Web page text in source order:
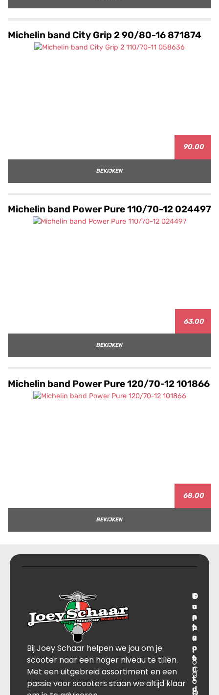
Michelin band City Grip 2 90/80-16 871874
90.00
BEKIJKEN
Michelin band Power Pure 110/70-12 024497
63.00
BEKIJKEN
Michelin band Power Pure 120/70-12 101866
68.00
BEKIJKEN
Bij Joey Schaar helpen we jou om je
scooter naar een hoger niveau te tillen.
Met een uitgebreid assortiment en een
passie voor scooters staan we altijd klaar
T
r
a
n
s
p
o
r
t
d
O
v
e
r
B
l
o
g
O
S
u
p
p
o
r
t
C
o
n
C
o
n
t
a
c
t
J
o
e